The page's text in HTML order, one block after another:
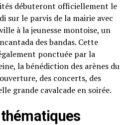
débuteront officiellement le
sur le parvis de la mairie avec
à la jeunesse montoise, un
des bandas. Cette
ponctuée par la
la bénédiction des arènes du
des concerts, des
grande cavalcade en soirée.